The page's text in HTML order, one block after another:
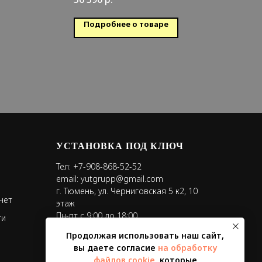
Продолжая использовать наш сайт,
вы даете согласие на обработку
Обслуживаемая площадь: 35 кв.м.
Подробнее о товаре
УСТАНОВКА ПОД КЛЮЧ
Тел: +7-908-868-52-52
email: yutgrupp@gmail.com
г. Тюмень, ул. Черниговская 5 к2, 10
этаж
Пн-пт с 9:00 до 18:00